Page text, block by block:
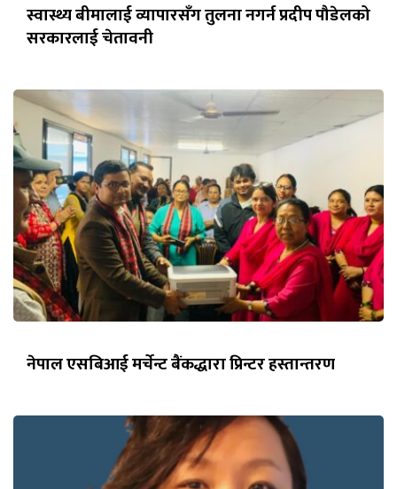
स्वास्थ्य बीमालाई व्यापारसँग तुलना नगर्न प्रदीप पौडेलको
सरकारलाई चेतावनी
नेपाल एसबिआई मर्चेन्ट बैंकद्धारा प्रिन्टर हस्तान्तरण